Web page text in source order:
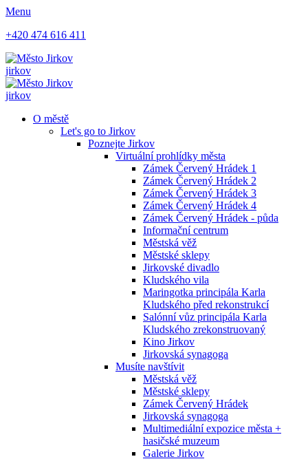
Menu
+420 474 616 411
jirkov
jirkov
O městě
Let's go to Jirkov
Poznejte Jirkov
Virtuální prohlídky města
Zámek Červený Hrádek 1
Zámek Červený Hrádek 2
Zámek Červený Hrádek 3
Zámek Červený Hrádek 4
Zámek Červený Hrádek - půda
Informační centrum
Městská věž
Městské sklepy
Jirkovské divadlo
Kludského vila
Maringotka principála Karla
Kludského před rekonstrukcí
Salónní vůz principála Karla
Kludského zrekonstruovaný
Kino Jirkov
Jirkovská synagoga
Musíte navštívit
Městská věž
Městské sklepy
Zámek Červený Hrádek
Jirkovská synagoga
Multimediální expozice města +
hasičské muzeum
Galerie Jirkov